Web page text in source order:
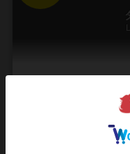
20～40分
全員が最後まで参加できる
タブラの名で知られる人